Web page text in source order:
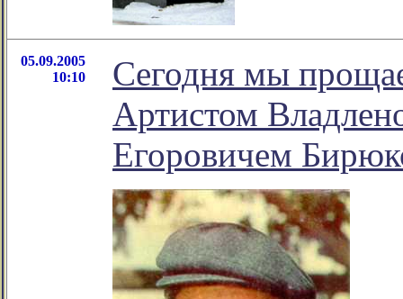
05.09.2005
10:10
Сегодня мы
Артистом
Егоровичем